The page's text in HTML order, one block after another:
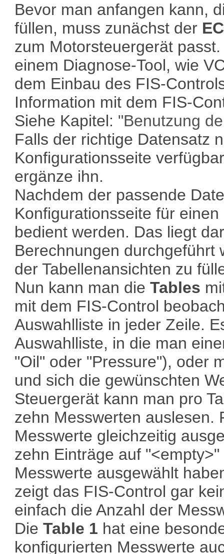
Bevor man anfangen kann,
füllen, muss zunächst der
zum Motorsteuergerät
einem Diagnose-Tool, wie
dem Einbau des FIS-
Information mit dem FIS-
Siehe Kapitel: "Benutzung
Falls der richtige Datensatz
Konfigurationsseite
ergänze ihn.
Nachdem der passende
Konfigurationsseite für
bedient werden. Das liegt
Berechnungen durchgeführt
der Tabellenansichten zu
Nun kann man dieTables
mit dem FIS-Control
Auswahlliste in jeder Zeile.
Auswahlliste, in die man
"Oil" oder "Pressure"), oder
und sich die gewünschten
Steuergerät kann man pro
zehn Messwerten auslesen.
Messwerte gleichzeitig
zehn Einträge auf
Messwerte ausgewählt
zeigt das FIS-Control gar
einfach die Anzahl der
DieTable 1 hat eine
konfigurierten Messwerte